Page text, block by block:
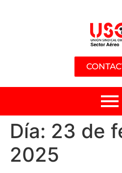
Día: 23 de
2025